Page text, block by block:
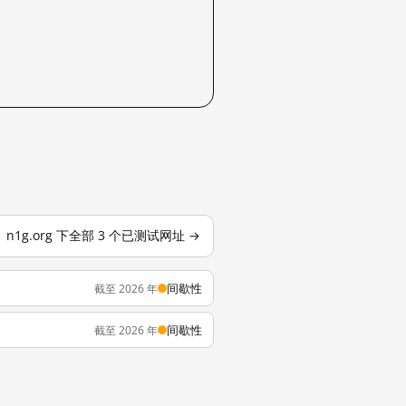
n1g.org 下全部 3 个已测试网址 →
截至 2026 年 间歇性
截至 2026 年 间歇性